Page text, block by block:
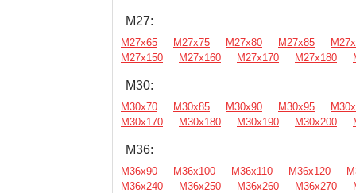
М27:
М27х65 М27х75 М27х80 М27х85
М27х150
М27х160 М27х170 М27х180
М30:
М30х70 М30х85 М30х90 М30х95
М30х170
М30х180 М30х190 М30х200
М36:
М36х90 М36х100 М36х110 М36х120
М36х240
М36х250 М36х260 М36х270